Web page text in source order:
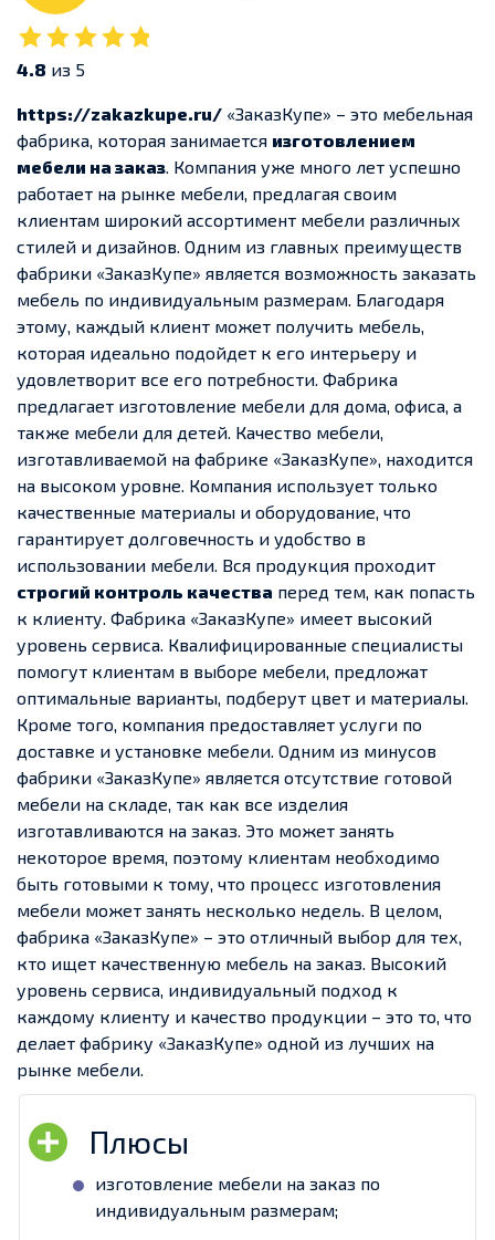
4.8 из 5
https://zakazkupe.ru/ «ЗаказКупе» – это мебельная
фабрика, которая занимается изготовлением
мебели на заказ. Компания уже много лет успешно
работает на рынке мебели, предлагая своим
клиентам широкий ассортимент мебели различных
стилей и дизайнов. Одним из главных преимуществ
фабрики «ЗаказКупе» является возможность заказать
мебель по индивидуальным размерам. Благодаря
этому, каждый клиент может получить мебель,
которая идеально подойдет к его интерьеру и
удовлетворит все его потребности. Фабрика
предлагает изготовление мебели для дома, офиса, а
также мебели для детей. Качество мебели,
изготавливаемой на фабрике «ЗаказКупе», находится
на высоком уровне. Компания использует только
качественные материалы и оборудование, что
гарантирует долговечность и удобство в
использовании мебели. Вся продукция проходит
строгий контроль качества перед тем, как попасть
к клиенту. Фабрика «ЗаказКупе» имеет высокий
уровень сервиса. Квалифицированные специалисты
помогут клиентам в выборе мебели, предложат
оптимальные варианты, подберут цвет и материалы.
Кроме того, компания предоставляет услуги по
доставке и установке мебели. Одним из минусов
фабрики «ЗаказКупе» является отсутствие готовой
мебели на складе, так как все изделия
изготавливаются на заказ. Это может занять
некоторое время, поэтому клиентам необходимо
быть готовыми к тому, что процесс изготовления
мебели может занять несколько недель. В целом,
фабрика «ЗаказКупе» – это отличный выбор для тех,
кто ищет качественную мебель на заказ. Высокий
уровень сервиса, индивидуальный подход к
каждому клиенту и качество продукции – это то, что
делает фабрику «ЗаказКупе» одной из лучших на
рынке мебели.
изготовление мебели на заказ по
индивидуальным размерам;